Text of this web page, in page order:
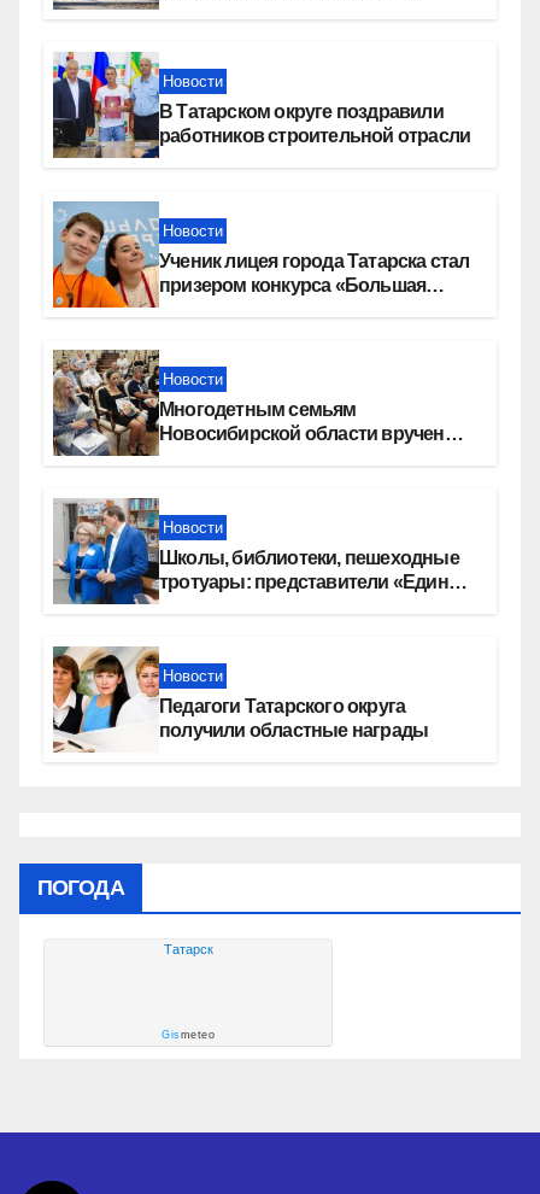
Новости
В Татарском округе поздравили
работников строительной отрасли
Новости
Ученик лицея города Татарска стал
призером конкурса «Большая
Новости
Многодетным семьям
Новосибирской области вручены
Новости
Школы, библиотеки, пешеходные
тротуары: представители «Единой
Новости
Педагоги Татарского округа
получили областные награды
ПОГОДА
Татарск
Gismeteo